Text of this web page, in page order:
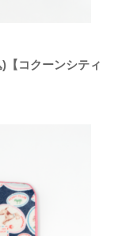
【コクーンシティ